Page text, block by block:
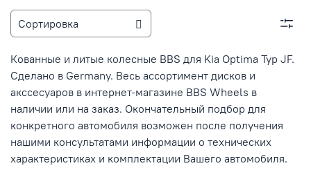
Кованные и литые колесные BBS для Kia Optima Typ JF.
Сделано в Germany. Весь ассортимент дисков и
акссесуаров в интернет-магазине BBS Wheels в
наличии или на заказ. Окончательный подбор для
конкретного автомобиля возможен после получения
нашими консультатами информации о технических
характеристиках и комплектации Вашего автомобиля.